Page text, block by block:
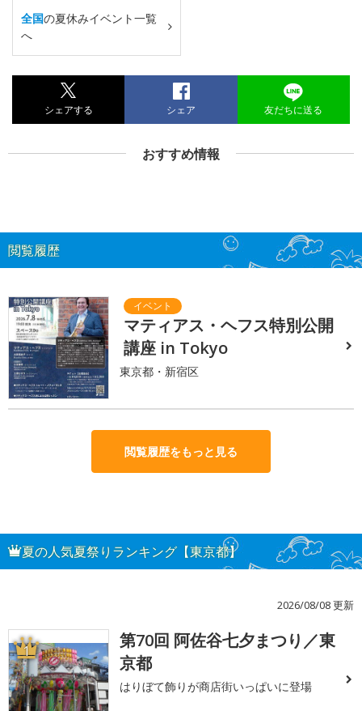
全国の夏休みイベント一覧
へ
シェアする シェア 友だちに送る
おすすめ情報
閲覧履歴
マティアス・ヘフス特別公開
講座 in Tokyo
東京都・新宿区
閲覧履歴をもっと見る
夏の人気夏祭りランキング【東京都】
2026/08/08 更新
1
第70回 阿佐谷七夕まつり／東
京都
はりぼて飾りが商店街いっぱいに登場